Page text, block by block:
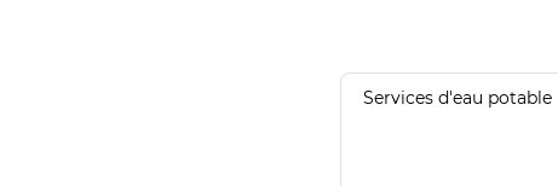
Services d'eau potable